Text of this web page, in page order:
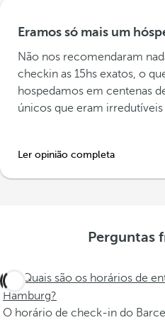
Eramos só mais um
Não nos recomendaram
checkin as 15hs exatos, o
hospedamos em centenas
únicos que eram
Ler opinião completa
Perguntas
Quais são os horários de
Hamburg?
O horário de check-in do